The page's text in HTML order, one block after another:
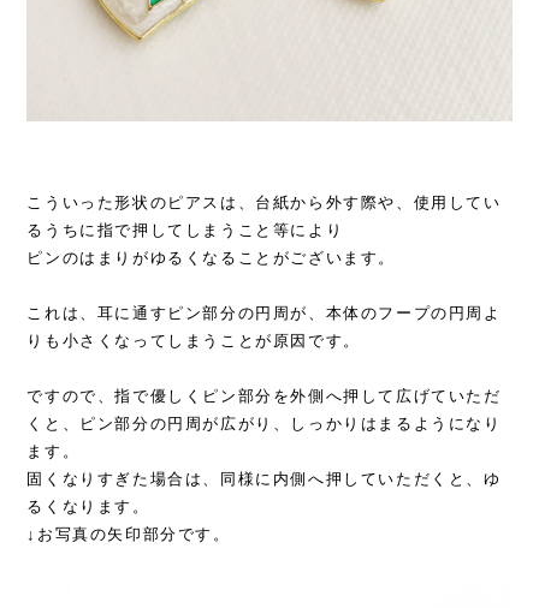
こういった形状のピアスは、台紙から外す際や、使用してい
るうちに指で押してしまうこと等により
ピンのはまりがゆるくなることがございます。
これは、耳に通すピン部分の円周が、本体のフープの円周よ
りも小さくなってしまうことが原因です。
ですので、指で優しくピン部分を外側へ押して広げていただ
くと、
ピン部分の円周が広がり、しっかりはまるようになり
ます。
固くなりすぎた場合は、同様に内側へ押していただくと、 ゆ
るくなります。
↓お写真の矢印部分です。